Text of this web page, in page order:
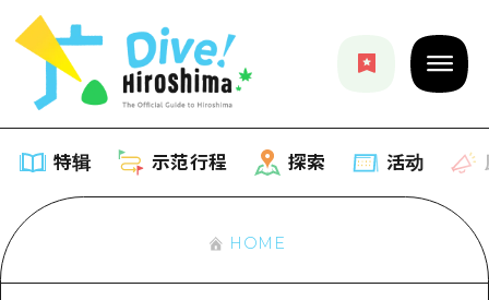
特辑 示范行程 探索 活动
HOME